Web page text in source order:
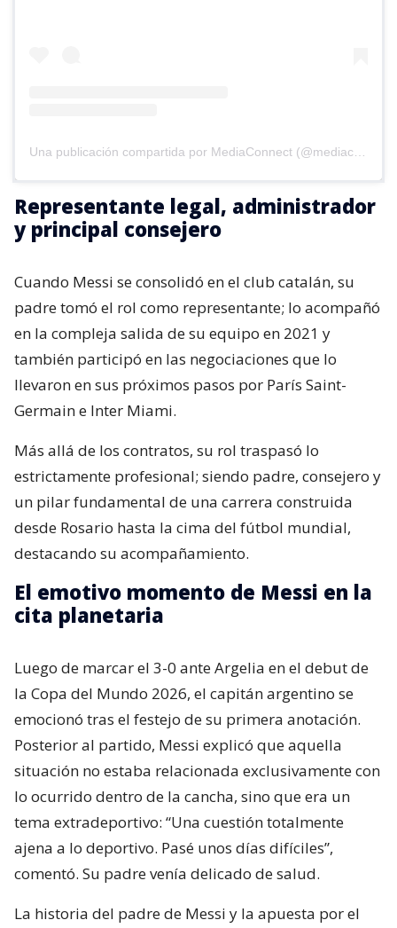
Representante legal, administrador
y principal consejero
Cuando Messi se consolidó en el club catalán, su
padre tomó el rol como representante; lo acompañó
en la compleja salida de su equipo en 2021 y
también participó en las negociaciones que lo
llevaron en sus próximos pasos por París Saint-
Germain e Inter Miami.
Más allá de los contratos, su rol traspasó lo
estrictamente profesional; siendo padre, consejero y
un pilar fundamental de una carrera construida
desde Rosario hasta la cima del fútbol mundial,
destacando su acompañamiento.
El emotivo momento de Messi en la
cita planetaria
Luego de marcar el 3-0 ante Argelia en el debut de
la Copa del Mundo 2026, el capitán argentino se
emocionó tras el festejo de su primera anotación.
Posterior al partido, Messi explicó que aquella
situación no estaba relacionada exclusivamente con
lo ocurrido dentro de la cancha, sino que era un
tema extradeportivo: “Una cuestión totalmente
ajena a lo deportivo. Pasé unos días difíciles”,
comentó. Su padre venía delicado de salud.
La historia del padre de Messi y la apuesta por el